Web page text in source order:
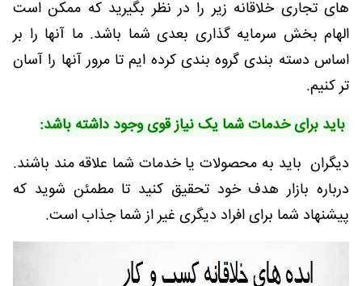
های تجاری خلاقانه زیر را در نظر بگیرید که ممکن است
الهام بخش سرمایه گذاری بعدی شما باشد. ما آنها را بر
اساس دسته بندی گروه بندی کرده ایم تا مرور آنها را آسان
تر کنیم.
باید برای خدمات شما یک نیاز قوی وجود داشته باشد:
دیگران باید به محصولات یا خدمات شما علاقه مند باشند.
درباره بازار هدف خود تحقیق کنید تا مطمئن شوید که
پیشنهاد شما برای افراد دیگری غیر از شما جذاب است.